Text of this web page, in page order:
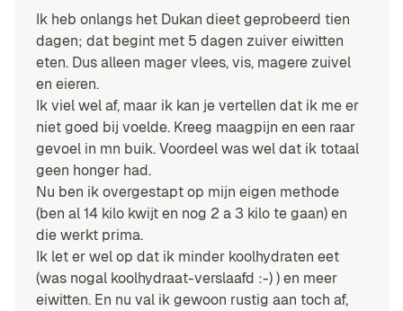
Ik heb onlangs het Dukan dieet geprobeerd tien
dagen; dat begint met 5 dagen zuiver eiwitten
eten. Dus alleen mager vlees, vis, magere zuivel
en eieren.
Ik viel wel af, maar ik kan je vertellen dat ik me er
niet goed bij voelde. Kreeg maagpijn en een raar
gevoel in mn buik. Voordeel was wel dat ik totaal
geen honger had.
Nu ben ik overgestapt op mijn eigen methode
(ben al 14 kilo kwijt en nog 2 a 3 kilo te gaan) en
die werkt prima.
Ik let er wel op dat ik minder koolhydraten eet
(was nogal koolhydraat-verslaafd :-) ) en meer
eiwitten. En nu val ik gewoon rustig aan toch af,